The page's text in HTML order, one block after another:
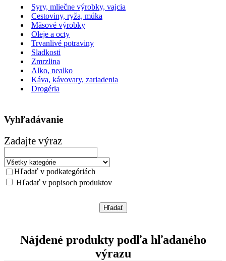
Syry, mliečne výrobky, vajcia
Cestoviny, ryža, múka
Mäsové výrobky
Oleje a octy
Trvanlivé potraviny
Sladkosti
Zmrzlina
Alko, nealko
Káva, kávovary, zariadenia
Drogéria
Vyhľadávanie
Zadajte výraz
Hľadať v podkategóriách
Hľadať v popisoch produktov
Nájdené produkty podľa hľadaného
výrazu